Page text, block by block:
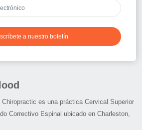
a nuestro boletín
es una práctica Cervical Superior
Correctivo Espinal ubicado en Charleston,